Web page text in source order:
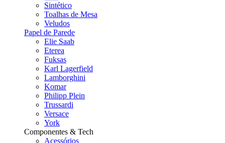
Sintético
Toalhas de Mesa
Veludos
Papel de Parede
Elie Saab
Eterea
Fuksas
Karl Lagerfield
Lamborghini
Komar
Philipp Plein
Trussardi
Versace
York
Componentes & Tech
Acessórios